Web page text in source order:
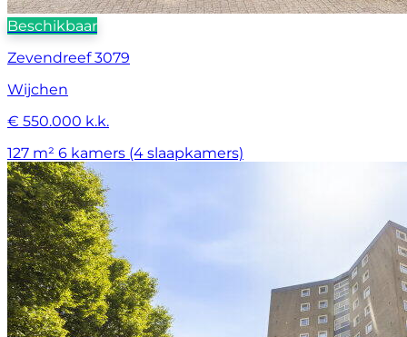
Beschikbaar
Zevendreef 3079
Wijchen
€ 550.000 k.k.
127 m² 6 kamers (4 slaapkamers)